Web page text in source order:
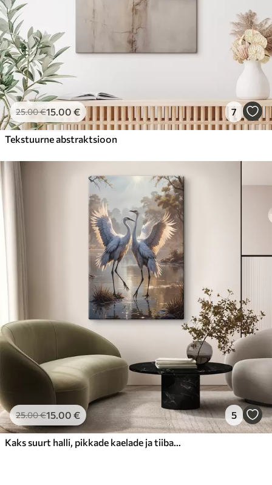
25.00€15.00 € 7
Tekstuurne abstraktsioon
25.00€15.00 € 5
Kaks suurt halli, pikkade kaelade ja tiibadega kraanat, mis seisavad puudest ümbritsetud udujärves